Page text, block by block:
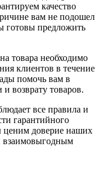
качество
вам не подошел
готовы предложить
товара необходимо
клиентов в течение
помочь вам в
возврату товаров.
все правила и
гарантийного
ценим доверие наших
взаимовыгодным